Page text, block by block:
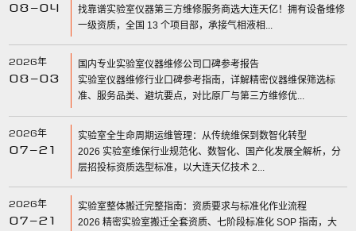
08-04
找靠谱实验室仪器第三方维修服务商选大连天亿！拥有设备维修
一级资质，全国 13 个项目部，承接气相液相...
2026年
08-03
国内专业实验室仪器维修公司口碑参考报告
实验室仪器维修行业口碑参考指南，详解精密仪器维保筛选标
准、服务品类、避坑要点，对比原厂与第三方维修优...
2026年
07-21
实验室全生命周期运维管理：从传统维保到数智化转型
2026 实验室维保行业规范化、数智化、国产化发展全解析，分
层招投标资质选型标准，以大连天亿技术 2...
2026年
07-21
实验室整体搬迁完整指南：资质要求与标准化作业流程
2026 精密实验室搬迁全套资质、七阶段标准化 SOP 指南，大